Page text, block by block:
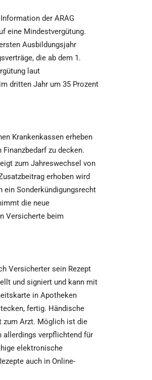
der ARAG
eine Mindestvergütung.
Ausbildungsjahr
die ab dem 1.
laut
dritten Jahr um 35 Prozent
Krankenkassen erheben
zu decken.
zum Jahreswechsel von
erhoben wird
ein Sonderkündigungsrecht
die neue
Versicherte beim
Versicherter sein Rezept
und signiert und kann mit
in Apotheken
fertig. Händische
zum Arzt. Möglich ist die
allerdings verpflichtend für
elektronische
auch in Online-